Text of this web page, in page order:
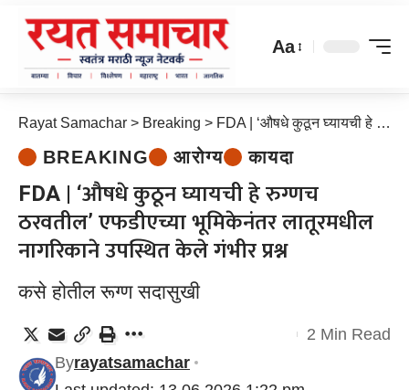
Aa
Rayat Samachar > Breaking > FDA | ‘औषधे कुठून घ्यायची हे रुग्णच ठरवतील’ एफडीएच्या भूमिकेनंतर लातूरमधील नागरिकाने उपस्थित केले गंभीर प्रश्न
BREAKING आरोग्य कायदा
FDA | ‘औषधे कुठून घ्यायची हे रुग्णच
ठरवतील’ एफडीएच्या भूमिकेनंतर लातूरमधील
नागरिकाने उपस्थित केले गंभीर प्रश्न
कसे होतील रूग्ण सदासुखी
Byrayatsamachar
2 Min Read